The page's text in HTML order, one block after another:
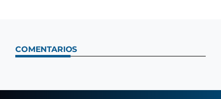
COMENTARIOS